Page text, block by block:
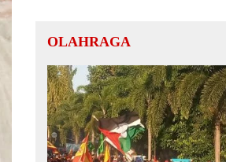
OLAHRAGA